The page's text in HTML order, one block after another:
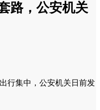
路，公安机关
行集中，公安机关日前发